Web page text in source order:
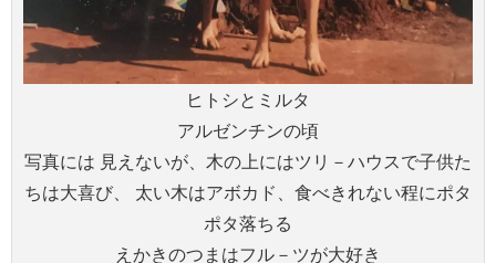
ヒトシとミルタ
アルゼンチンの頃
写真には 見えないが、木の上にはツリ－ハウスで子供た
ちは大喜び、 太い木はアボカド、食べきれない程にポタ
ポタ落ちる
えかきのつまはフル－ツが大好き